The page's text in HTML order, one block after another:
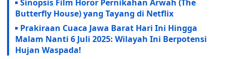
Sinopsis Film Horor Pernikahan Arwah (The
Butterfly House) yang Tayang di Netflix
Prakiraan Cuaca Jawa Barat Hari Ini Hingga
Malam Nanti 6 Juli 2025: Wilayah Ini Berpotensi
Hujan Waspada!